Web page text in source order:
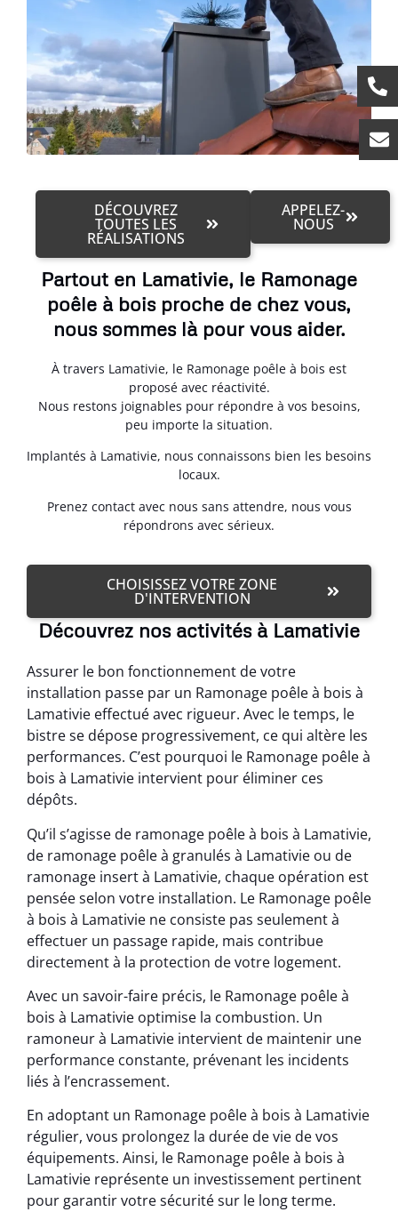
DÉCOUVREZ
TOUTES LES
RÉALISATIONS
APPELEZ-
NOUS
Partout en Lamativie, le Ramonage
poêle à bois proche de chez vous,
nous sommes là pour vous aider.
À travers Lamativie, le Ramonage poêle à bois est
proposé avec réactivité.
Nous restons joignables pour répondre à vos besoins,
peu importe la situation.
Implantés à Lamativie, nous connaissons bien les besoins
locaux.
Prenez contact avec nous sans attendre, nous vous
répondrons avec sérieux.
CHOISISSEZ VOTRE ZONE
D'INTERVENTION
Découvrez nos activités à Lamativie
Assurer le bon fonctionnement de votre
installation passe par un Ramonage poêle à bois à
Lamativie effectué avec rigueur. Avec le temps, le
bistre se dépose progressivement, ce qui altère les
performances. C’est pourquoi le Ramonage poêle à
bois à Lamativie intervient pour éliminer ces
dépôts.
Qu’il s’agisse de ramonage poêle à bois à Lamativie,
de ramonage poêle à granulés à Lamativie ou de
ramonage insert à Lamativie, chaque opération est
pensée selon votre installation. Le Ramonage poêle
à bois à Lamativie ne consiste pas seulement à
effectuer un passage rapide, mais contribue
directement à la protection de votre logement.
Avec un savoir-faire précis, le Ramonage poêle à
bois à Lamativie optimise la combustion. Un
ramoneur à Lamativie intervient de maintenir une
performance constante, prévenant les incidents
liés à l’encrassement.
En adoptant un Ramonage poêle à bois à Lamativie
régulier, vous prolongez la durée de vie de vos
équipements. Ainsi, le Ramonage poêle à bois à
Lamativie représente un investissement pertinent
pour garantir votre sécurité sur le long terme.